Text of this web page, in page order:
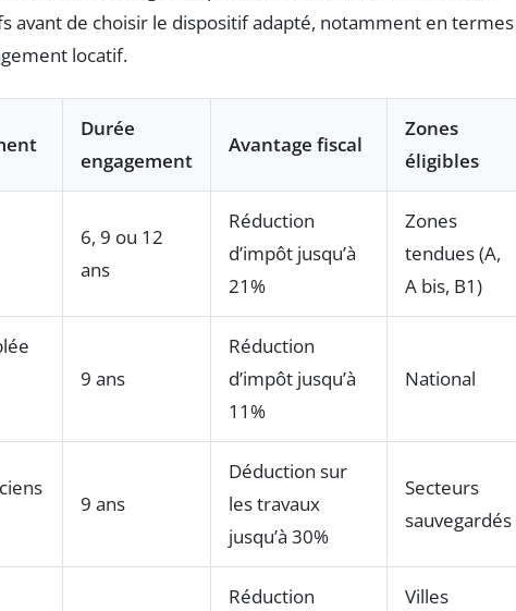
avant de choisir le dispositif adapté, notamment en termes
locatif.
Durée
engagement
Avantage fiscal
Zones
éligibles
6, 9 ou 12
ans
Réduction
d’impôt jusqu’à
21%
Zones
tendues (A,
A bis, B1)
9 ans
Réduction
d’impôt jusqu’à
11%
National
9 ans
Déduction sur
les travaux
jusqu’à 30%
Secteurs
sauvegardés
Réduction Villes